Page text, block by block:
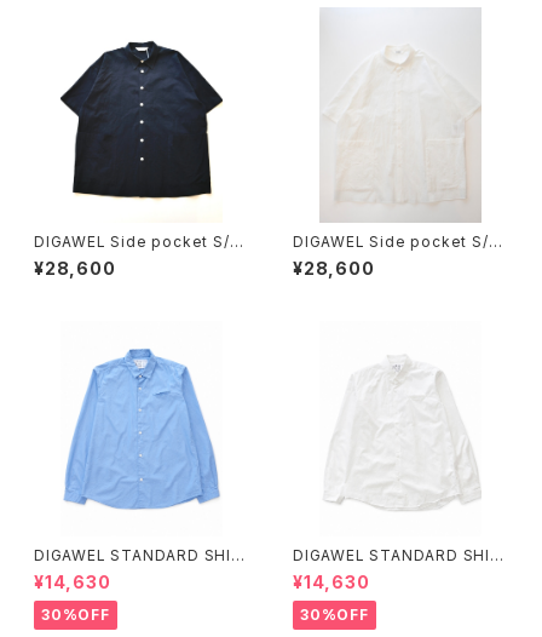
DIGAWEL Side pocket S/S
shirt
¥28,600
DIGAWEL Side pocket S/S
shirt
¥28,600
DIGAWEL STANDARD SHIR
T1
¥14,630
30%OFF
DIGAWEL STANDARD SHIR
T1
¥14,630
30%OFF